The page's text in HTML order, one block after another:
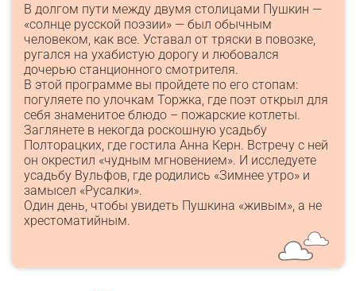
В долгом пути между двумя столицами Пушкин —
«солнце русской поэзии» — был обычным
человеком, как все. Уставал от тряски в повозке,
ругался на ухабистую дорогу и любовался
дочерью станционного смотрителя.
В этой программе вы пройдете по его стопам:
погуляете по улочкам Торжка, где поэт открыл для
себя знаменитое блюдо – пожарские котлеты.
Заглянете в некогда роскошную усадьбу
Полторацких, где гостила Анна Керн. Встречу с ней
он окрестил «чудным мгновением». И исследуете
усадьбу Вульфов, где родились «Зимнее утро» и
замысел «Русалки».
Один день, чтобы увидеть Пушкина «живым», а не
хрестоматийным.